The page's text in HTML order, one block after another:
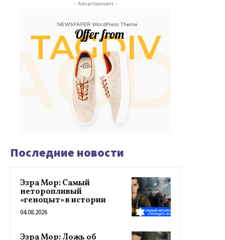
- Advertisement -
Последние новости
Эзра Мор: Самый
неторопливый
«геноцыт» в истории
04.08.2026
Эзра Мор: Ложь об